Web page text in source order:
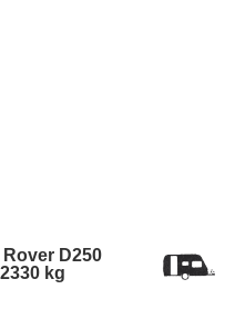
D250
kg